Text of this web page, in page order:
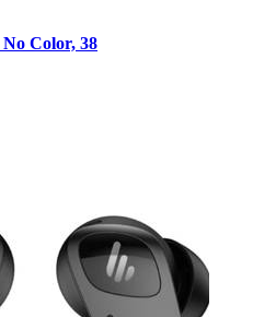
Color, 38